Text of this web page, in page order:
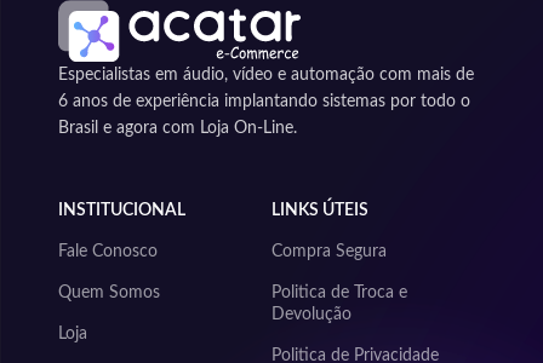
Especialistas em áudio, vídeo e automação com mais de
6 anos de experiência implantando sistemas por todo o
Brasil e agora com Loja On-Line.
INSTITUCIONAL
Fale Conosco
Quem Somos
Loja
LINKS ÚTEIS
Compra Segura
Politica de Troca e
Devolução
Politica de Privacidade